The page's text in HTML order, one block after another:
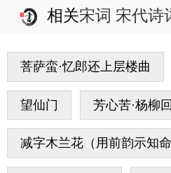
相关宋词 宋代诗
菩萨蛮·忆郎还上层楼曲
望仙门 芳心苦·杨柳
减字木兰花（用前韵示知命